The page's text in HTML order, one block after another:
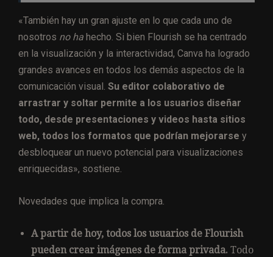
«También hay un gran ajuste en lo que cada uno de
nosotros no ha hecho. Si bien Flourish se ha centrado
en la visualización y la interactividad, Canva ha logrado
grandes avances en todos los demás aspectos de la
comunicación visual. Su editor colaborativo de
arrastrar y soltar permite a los usuarios diseñar
todo, desde presentaciones y videos hasta sitios
web, todos los formatos que podrían mejorarse y
desbloquear un nuevo potencial para visualizaciones
enriquecidas», sostiene.
Novedades que implica la compra.
A partir de hoy, todos los usuarios de Flourish
pueden crear imágenes de forma privada. Todo